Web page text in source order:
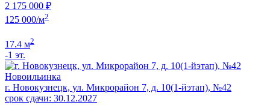
2 175 000 ₽
125 000/м2
17.4 м2
-1 эт.
Новоильинка
г. Новокузнецк, ул. Микрорайон 7, д. 10(1-йэтап), №42
срок сдачи: 30.12.2027